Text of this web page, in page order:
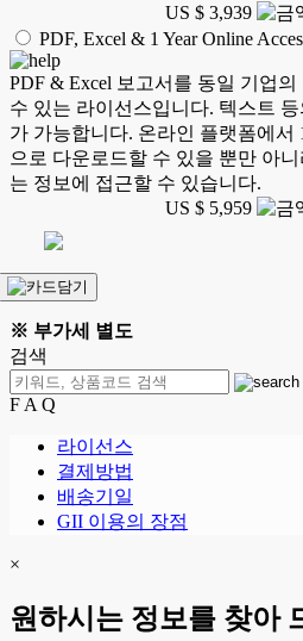
US $ 3,939
PDF, Excel & 1 Year Online
PDF & Excel 보고서를 동일 기업
수 있는 라이선스입니다. 텍스트
가 가능합니다. 온라인 플랫폼에서
으로 다운로드할 수 있을 뿐만 아
는 정보에 접근할 수 있습니다.
US $ 5,959
※ 부가세 별도
검색
F A Q
라이선스
결제방법
배송기일
GII 이용의 장점
×
원하시는 정보를 찾아